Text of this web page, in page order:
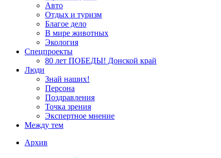
Авто
Отдых и туризм
Благое дело
В мире животных
Экология
Спецпроекты
80 лет ПОБЕДЫ! Донской край
Люди
Знай наших!
Персона
Поздравления
Точка зрения
Экспертное мнение
Между тем
Архив